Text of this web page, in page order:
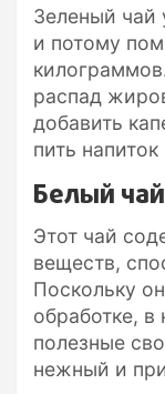
Зеленый чай
и потому
распад
добавить
пить
Белый чай
Этот чай
веществ,
Поскольку
обработке,
полезные
нежный и